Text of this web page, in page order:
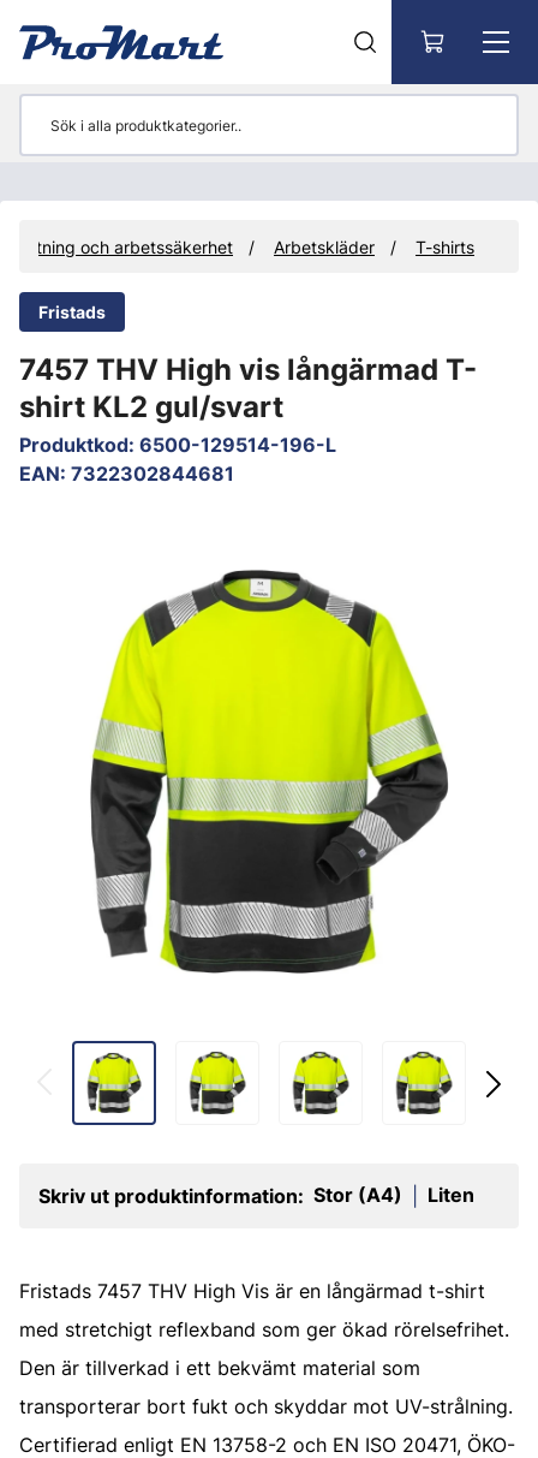
och arbetssäkerhet Arbetskläder T-shirts
Fristads
7457 THV High vis långärmad T-
shirt KL2 gul/svart
Produktkod: 6500-129514-196-L
EAN: 7322302844681
Skriv ut produktinformation: Stor (A4) Liten
Fristads 7457 THV High Vis är en långärmad t-shirt
med stretchigt reflexband som ger ökad rörelsefrihet.
Den är tillverkad i ett bekvämt material som
transporterar bort fukt och skyddar mot UV-strålning.
Certifierad enligt EN 13758-2 och EN ISO 20471, ÖKO-